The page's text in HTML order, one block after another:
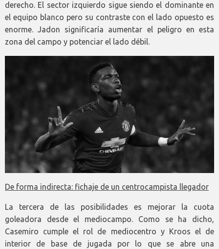
derecho. El sector izquierdo sigue siendo el dominante en
el equipo blanco pero su contraste con el lado opuesto es
enorme. Jadon significaría aumentar el peligro en esta
zona del campo y potenciar el lado débil.
De forma indirecta: fichaje de un centrocampista llegador
La tercera de las posibilidades es mejorar la cuota
goleadora desde el mediocampo. Como se ha dicho,
Casemiro cumple el rol de mediocentro y Kroos el de
interior de base de jugada por lo que se abre una